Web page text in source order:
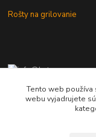
Rošty na grilovanie
+421
od 8:00 -
Tento web používa
webu vyjadrujete